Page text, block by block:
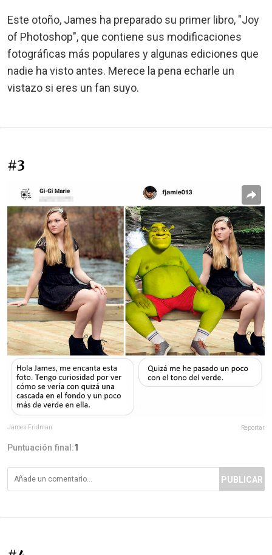
Este otoño, James ha preparado su primer libro, "Joy
of Photoshop", que contiene sus modificaciones
fotográficas más populares y algunas ediciones que
nadie ha visto antes. Merece la pena echarle un
vistazo si eres un fan suyo.
#3
James Fridman Reportar
Puntuación final:1
PUBLICAR